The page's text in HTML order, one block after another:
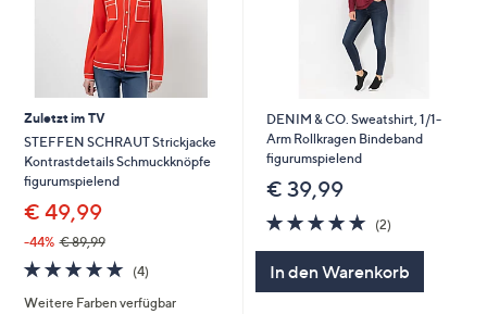
Zuletzt im TV
STEFFEN SCHRAUT Strickjacke
Kontrastdetails Schmuckknöpfe
figurumspielend
€ 49,99
-44% € 89,99
5.0
von
5
(4)4
Weitere Farben verfügbar
DENIM & CO. Sweatshirt, 1/1-
Arm Rollkragen Bindeband
figurumspielend
€ 39,99
5.0
von
(2)2
In den Warenkorb